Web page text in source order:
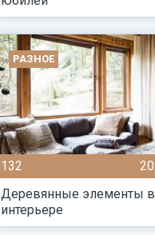
РАЗНОЕ
132
Деревянные элементы в
интерьере